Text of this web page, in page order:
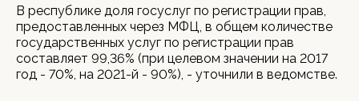
В республике доля госуслуг по регистрации прав,
предоставленных через МФЦ, в общем количестве
государственных услуг по регистрации прав
составляет 99,36% (при целевом значении на 2017
год - 70%, на 2021-й - 90%), - уточнили в ведомстве.